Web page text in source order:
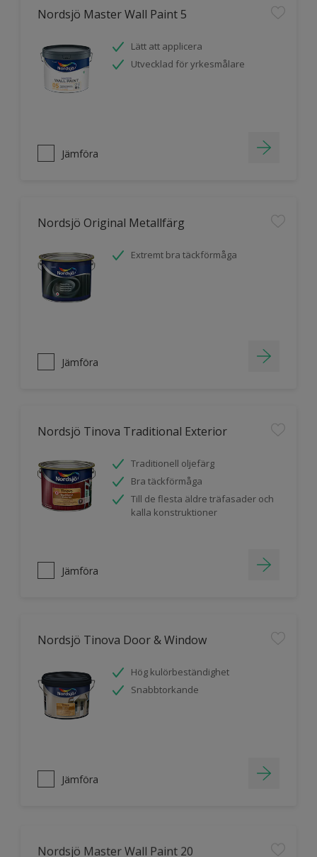
Nordsjö Master Wall Paint 5
Lätt att applicera
Utvecklad för yrkesmålare
Jämföra
Nordsjö Original Metallfärg
Extremt bra täckförmåga
Jämföra
Nordsjö Tinova Traditional Exterior
Traditionell oljefärg
Bra täckförmåga
Till de flesta äldre träfasader och
kalla konstruktioner
Jämföra
Nordsjö Tinova Door & Window
Hög kulörbeständighet
Snabbtorkande
Jämföra
Nordsjö Master Wall Paint 20